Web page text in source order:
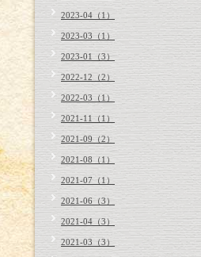
2023-04（1）
2023-03（1）
2023-01（3）
2022-12（2）
2022-03（1）
2021-11（1）
2021-09（2）
2021-08（1）
2021-07（1）
2021-06（3）
2021-04（3）
2021-03（3）